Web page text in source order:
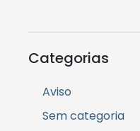
Categorias
Aviso
Sem categoria